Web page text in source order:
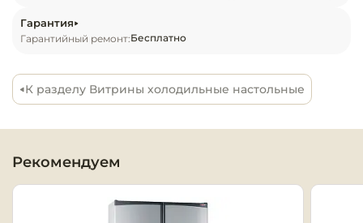
Весовое
химчисток и
Гарантия
Гарантийный ремонт:Бесплатно
К разделу Витрины холодильные настольные
Рекомендуем